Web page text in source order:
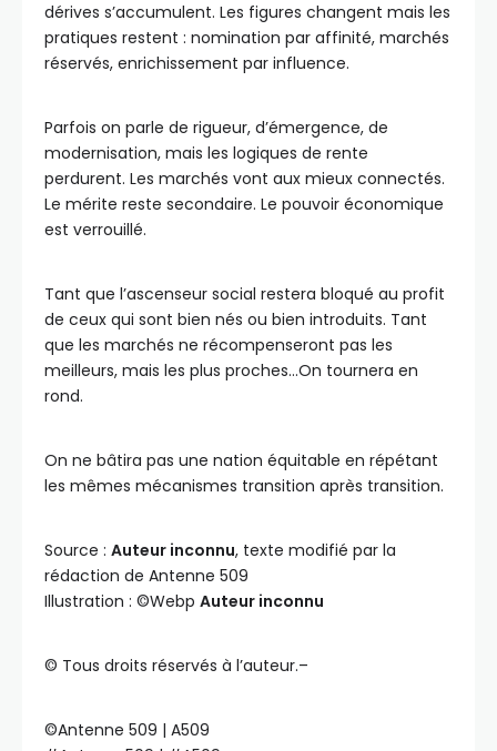
dérives s’accumulent. Les figures changent mais les
pratiques restent : nomination par affinité, marchés
réservés, enrichissement par influence.
Parfois on parle de rigueur, d’émergence, de
modernisation, mais les logiques de rente
perdurent. Les marchés vont aux mieux connectés.
Le mérite reste secondaire. Le pouvoir économique
est verrouillé.
Tant que l’ascenseur social restera bloqué au profit
de ceux qui sont bien nés ou bien introduits. Tant
que les marchés ne récompenseront pas les
meilleurs, mais les plus proches…On tournera en
rond.
On ne bâtira pas une nation équitable en répétant
les mêmes mécanismes transition après transition.
Source : Auteur inconnu, texte modifié par la
rédaction de Antenne 509
Illustration : ©️Webp Auteur inconnu
©️ Tous droits réservés à l’auteur.–
©️Antenne 509 | A509